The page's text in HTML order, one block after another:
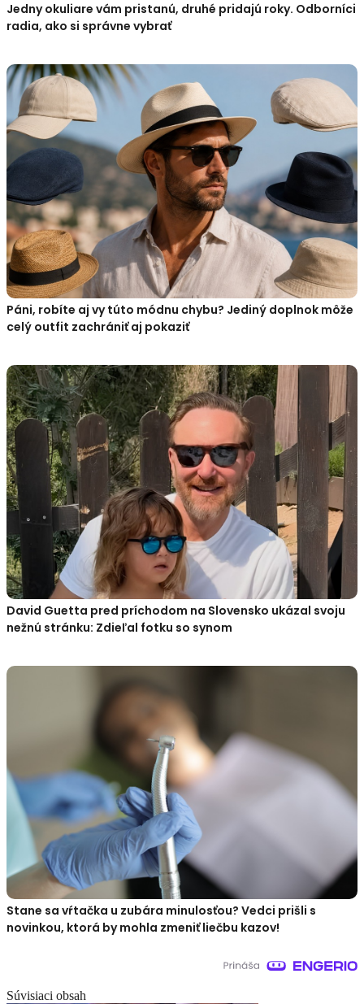
Jedny okuliare vám pristanú, druhé pridajú roky. Odborníci
radia, ako si správne vybrať
Páni, robíte aj vy túto módnu chybu? Jediný doplnok môže
celý outfit zachrániť aj pokaziť
David Guetta pred príchodom na Slovensko ukázal svoju
nežnú stránku: Zdieľal fotku so synom
Stane sa vŕtačka u zubára minulosťou? Vedci prišli s
novinkou, ktorá by mohla zmeniť liečbu kazov!
Súvisiaci obsah